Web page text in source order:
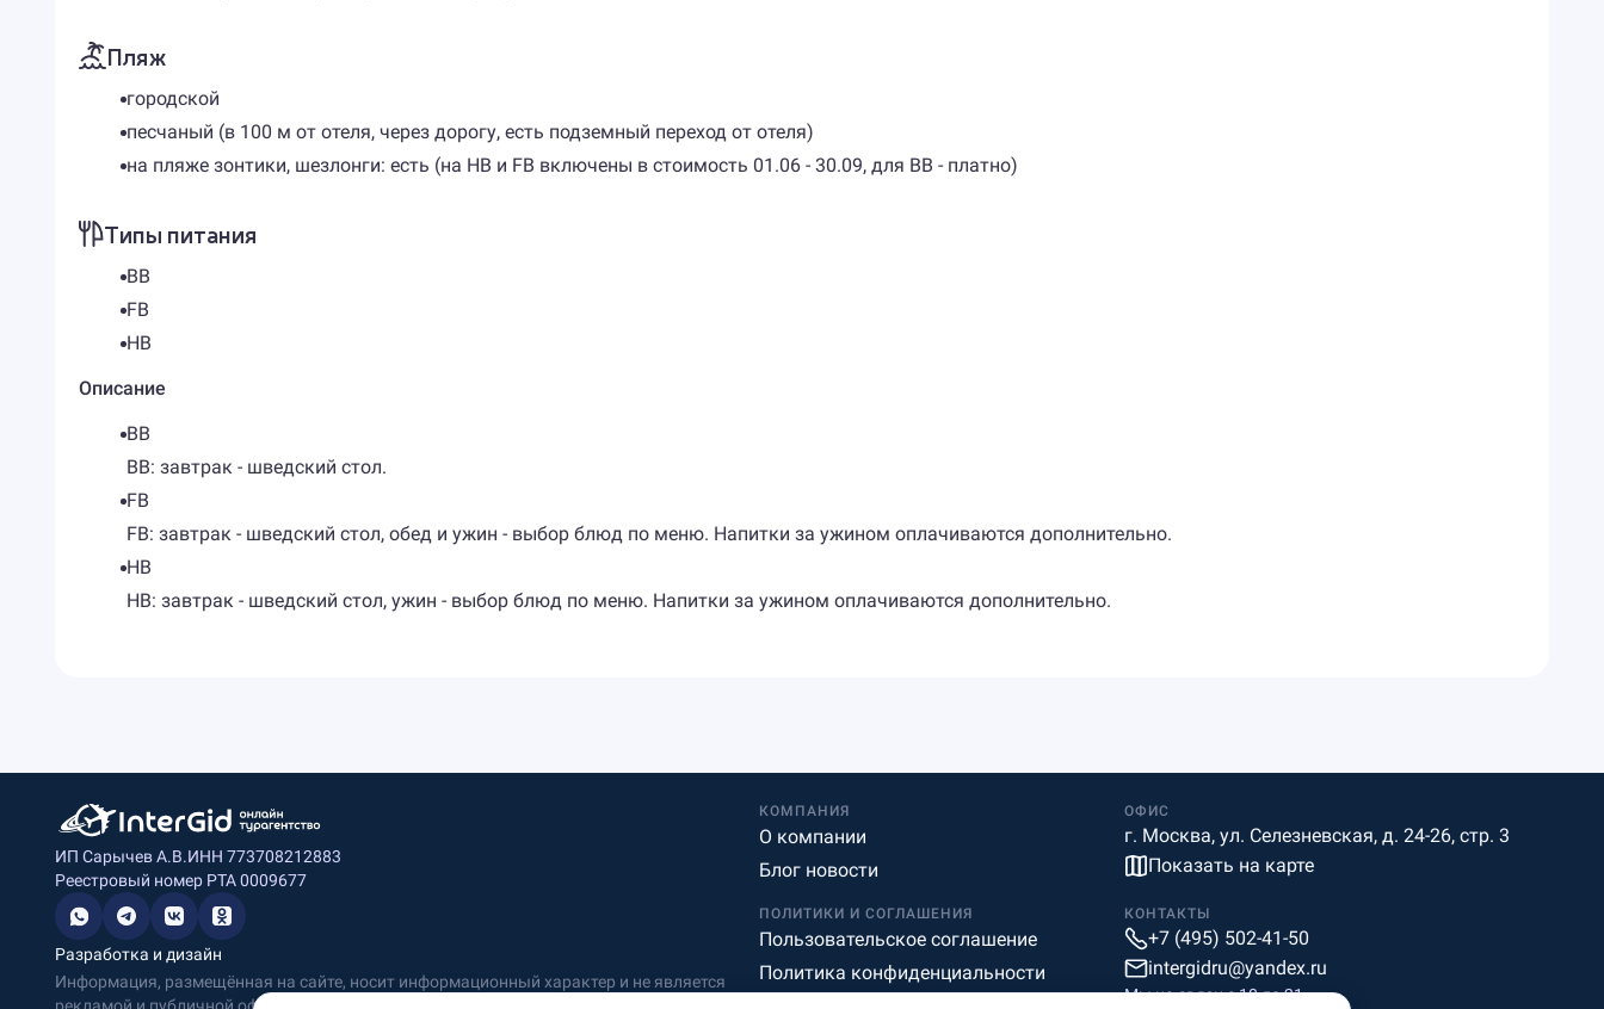
Пляж
городской
песчаный (в 100 м от отеля, через дорогу, есть подземный переход от отеля)
на пляже зонтики, шезлонги: есть (на НВ и FB включены в стоимость 01.06 - 30.09, для ВВ - платно)
Типы питания
BB
FB
HB
Описание
BB
BB: завтрак - шведский стол.
FB
FB: завтрак - шведский стол, обед и ужин - выбор блюд по меню. Напитки за ужином оплачиваются дополнительно.
HB
HB: завтрак - шведский стол, ужин - выбор блюд по меню. Напитки за ужином оплачиваются дополнительно.
ИП Сарычев А.В.ИНН 773708212883
Реестровый номер РТА 0009677
Разработка и дизайн
Информация, размещённая на сайте, носит информационный характер и не является
КОМПАНИЯ
О компании
Блог новости
ОФИС
г. Москва, ул. Селезневская, д. 24-26, стр. 3
Показать на карте
ПОЛИТИКИ И СОГЛАШЕНИЯ
Пользовательское соглашение
Политика конфиденциальности
КОНТАКТЫ
+7 (495) 502-41-50
intergidru@yandex.ru
Мы на связи c 10 до 21